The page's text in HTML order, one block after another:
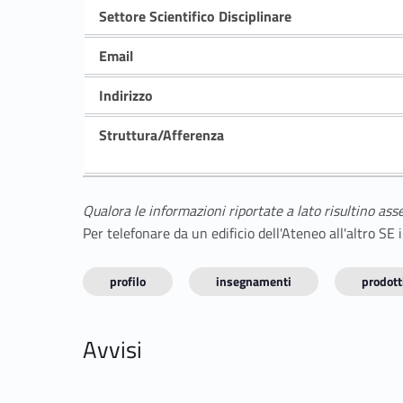
Settore Scientifico Disciplinare
Email
Indirizzo
Struttura/Afferenza
Qualora le informazioni riportate a lato risultino
Per telefonare da un edificio dell'Ateneo all'altro
profilo insegnamenti
Avvisi